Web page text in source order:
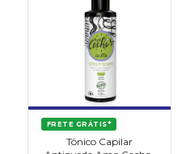
FRETE GRÁTIS*
Tônico Capilar